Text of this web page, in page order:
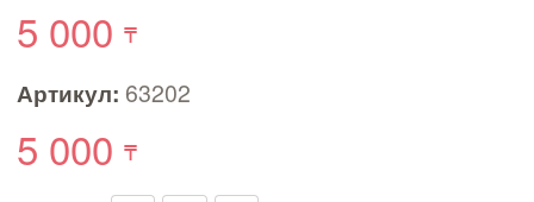
5 000
Артикул: 63202
5 000